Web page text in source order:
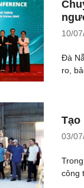
10/
Đà
ro,
Tạo
03/
công